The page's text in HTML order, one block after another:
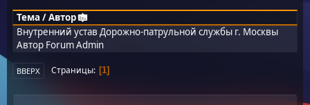
Тема /Автор
Внутренний устав Дорожно-патрульной службы г. Москвы
Автор Forum Admin
ВВЕРХ Страницы 1